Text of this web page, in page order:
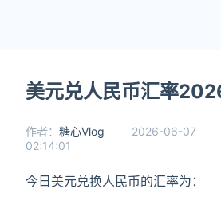
美元兑人民币汇率
作者： 糖心Vlog
2026-06-07
02:14:01
今日美元兑换人民币的汇率为：